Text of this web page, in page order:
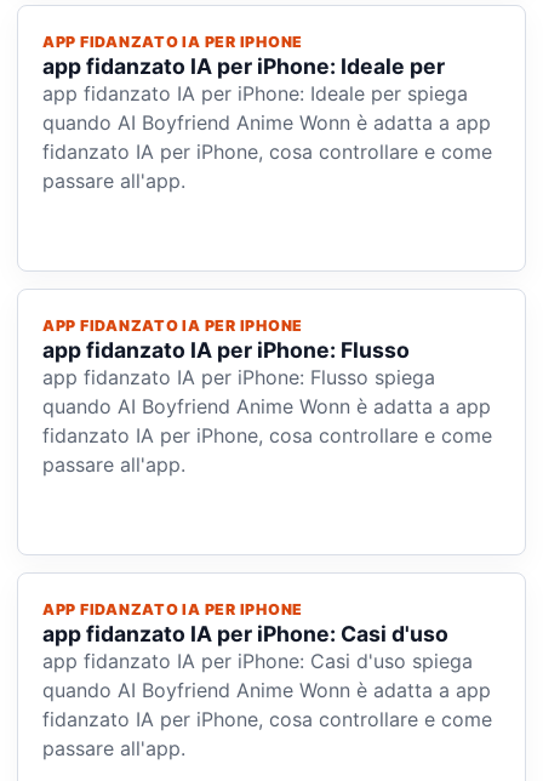
APP FIDANZATO IA PER IPHONE
app fidanzato IA per iPhone: Ideale per
app fidanzato IA per iPhone: Ideale per spiega
quando AI Boyfriend Anime Wonn è adatta a app
fidanzato IA per iPhone, cosa controllare e come
passare all'app.
APP FIDANZATO IA PER IPHONE
app fidanzato IA per iPhone: Flusso
app fidanzato IA per iPhone: Flusso spiega
quando AI Boyfriend Anime Wonn è adatta a app
fidanzato IA per iPhone, cosa controllare e come
passare all'app.
APP FIDANZATO IA PER IPHONE
app fidanzato IA per iPhone: Casi d'uso
app fidanzato IA per iPhone: Casi d'uso spiega
quando AI Boyfriend Anime Wonn è adatta a app
fidanzato IA per iPhone, cosa controllare e come
passare all'app.